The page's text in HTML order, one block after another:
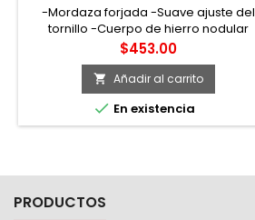
-Mordaza forjada -Suave ajuste del
tornillo -Cuerpo de hierro nodular
Precio
$453.00
 Añadir al carrito
 En existencia
PRODUCTOS